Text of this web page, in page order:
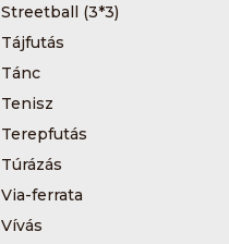
Streetball (3*3)
Tájfutás
Tánc
Tenisz
Terepfutás
Túrázás
Via-ferrata
Vívás